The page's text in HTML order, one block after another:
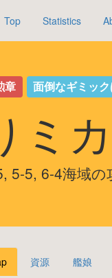
Top Statistics
章 面倒なギミッ
ミ
5-5, 6-4海域の
資源 艦娘